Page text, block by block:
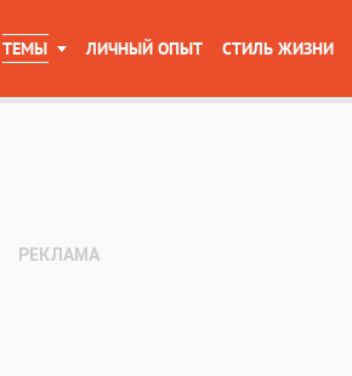
ТЕМЫ ЛИЧНЫЙ ОПЫТ СТИЛЬ ЖИЗНИ